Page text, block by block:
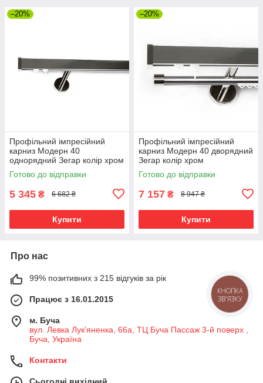
–20%
Профільний імпресійний
карниз Модерн 40
однорядний Зегар колір хром
Готово до відправки
5 345 ₴ 6 682 ₴
Купити
–20%
Профільний імпресійний
карниз Модерн 40 дворядний
Зегар колір хром
Готово до відправки
7 157 ₴ 8 947 ₴
Купити
Про нас
99% позитивних з 215 відгуків за рік
Працює з 16.01.2015
м. Буча
вул. Левка Лук'яненка, 66а, ТЦ Буча Пассаж 3-й поверх ,
Буча, Україна
Контакти
Сьогодні вихідний
КНОПКА
ЗВ'ЯЗКУ